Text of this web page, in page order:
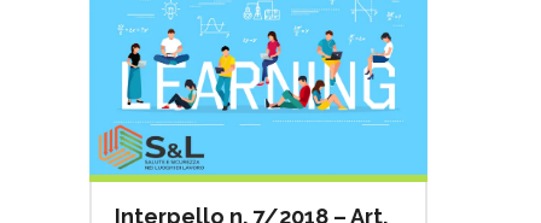
Interpello n. 7/2018 – Art.